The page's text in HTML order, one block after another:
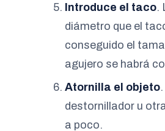
Introduce el taco.
diámetro que el
conseguido el
agujero se habrá
Atornilla el objeto
destornillador u
a poco.